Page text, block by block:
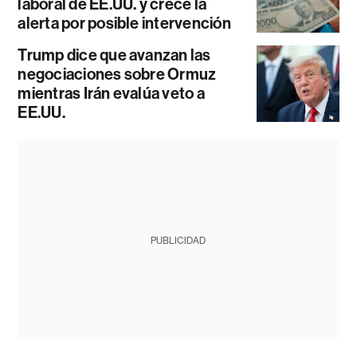
laboral de EE.UU. y crece la
alerta por posible intervención
Trump dice que avanzan las
negociaciones sobre Ormuz
mientras Irán evalúa veto a
EE.UU.
PUBLICIDAD